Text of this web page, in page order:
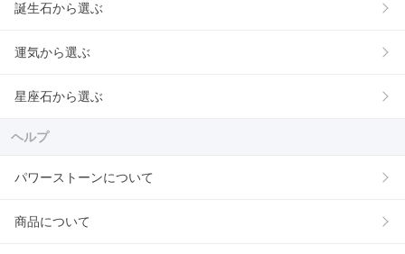
誕生石から選ぶ
運気から選ぶ
星座石から選ぶ
ヘルプ
パワーストーンについて
商品について